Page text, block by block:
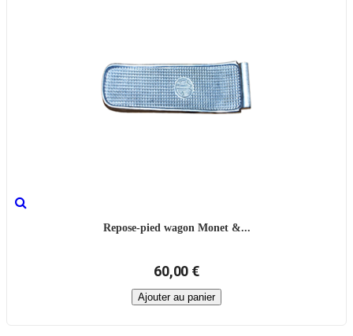
Repose-pied wagon Monet &...
60,00 €
Ajouter au panier